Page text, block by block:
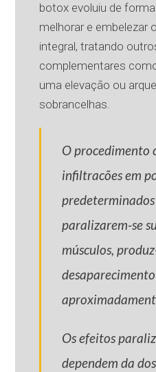
botox evoluiu de
melhorar e embelezar
integral, tratando
complementares
uma elevação ou
sobrancelhas.
O procedimento
infiltracões em
paralizarem-se
músculos,
Os efeitos
dependem da